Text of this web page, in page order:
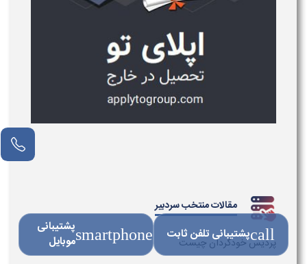
مقالات منتخب سردبیر
پردیس خودگردان چیست
callپشتیبانی تلفن ثابت smartphoneپشتیبانی
موبایل